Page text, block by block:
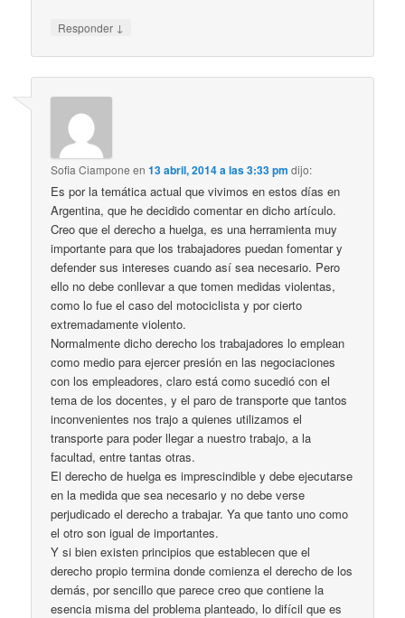
Responder ↓
Sofia Ciampone en13 abril, 2014 a las 3:33 pm dijo:
Es por la temática actual que vivimos en estos días en
Argentina, que he decidido comentar en dicho artículo.
Creo que el derecho a huelga, es una herramienta muy
importante para que los trabajadores puedan fomentar y
defender sus intereses cuando así sea necesario. Pero
ello no debe conllevar a que tomen medidas violentas,
como lo fue el caso del motociclista y por cierto
extremadamente violento.
Normalmente dicho derecho los trabajadores lo emplean
como medio para ejercer presión en las negociaciones
con los empleadores, claro está como sucedió con el
tema de los docentes, y el paro de transporte que tantos
inconvenientes nos trajo a quienes utilizamos el
transporte para poder llegar a nuestro trabajo, a la
facultad, entre tantas otras.
El derecho de huelga es imprescindible y debe ejecutarse
en la medida que sea necesario y no debe verse
perjudicado el derecho a trabajar. Ya que tanto uno como
el otro son igual de importantes.
Y si bien existen principios que establecen que el
derecho propio termina donde comienza el derecho de los
demás, por sencillo que parece creo que contiene la
esencia misma del problema planteado, lo difícil que es